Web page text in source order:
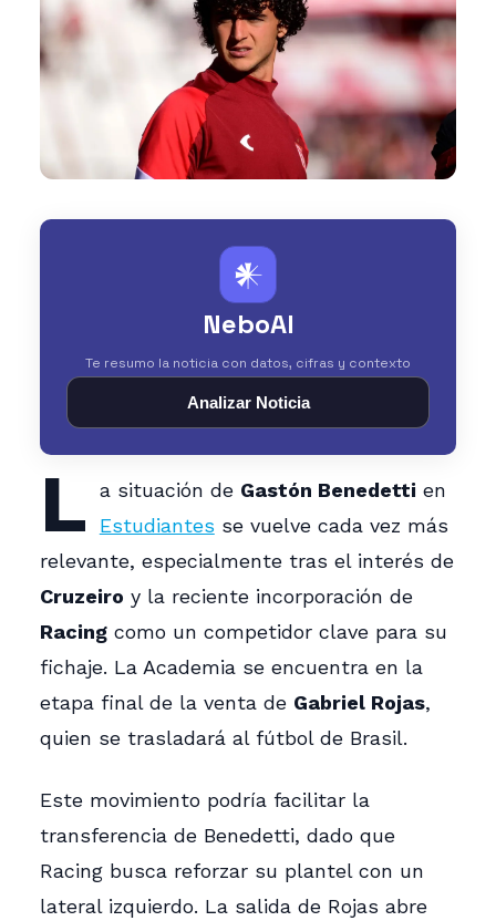
𒀭
NeboAI
Te resumo la noticia con datos, cifras y contexto
Analizar Noticia
L a situación de Gastón Benedetti en
Estudiantes se vuelve cada vez más
relevante, especialmente tras el interés de
Cruzeiro y la reciente incorporación de
Racing como un competidor clave para su
fichaje. La Academia se encuentra en la
etapa final de la venta de Gabriel Rojas,
quien se trasladará al fútbol de Brasil.
Este movimiento podría facilitar la
transferencia de Benedetti, dado que
Racing busca reforzar su plantel con un
lateral izquierdo. La salida de Rojas abre